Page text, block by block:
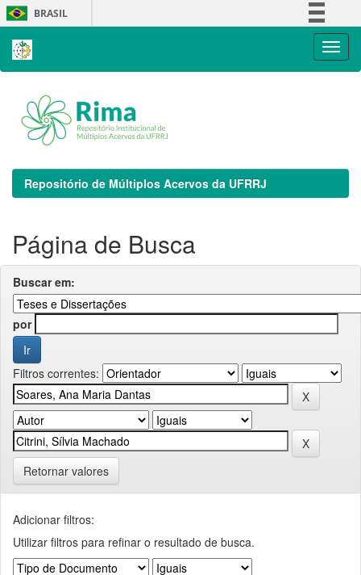
Skip
navigation
BRASIL
Repositório de Múltiplos Acervos da UFRRJ
Página de Busca
Buscar em:
por
Filtros correntes:
Retornar valores
Adicionar filtros:
Utilizar filtros para refinar o resultado de busca.